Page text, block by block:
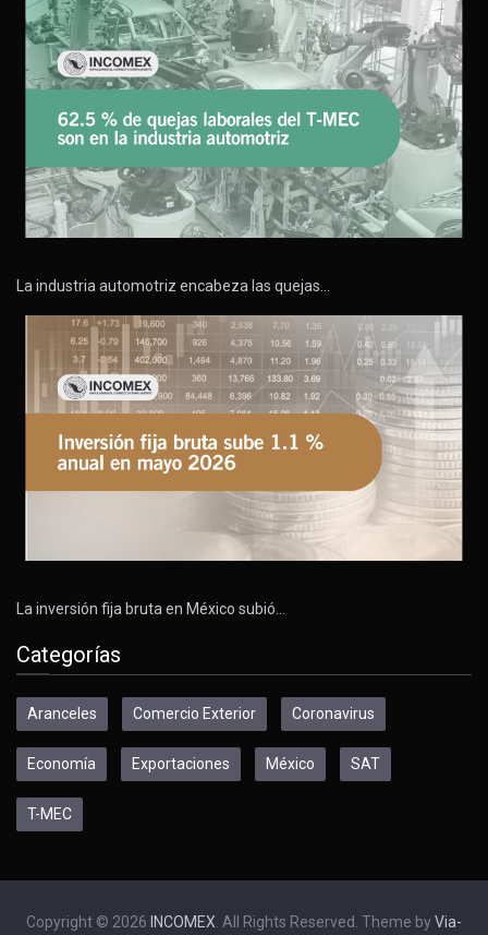
La industria automotriz encabeza las quejas…
La inversión fija bruta en México subió…
Categorías
Aranceles Comercio Exterior Coronavirus
Economía Exportaciones México SAT
T-MEC
Copyright © 2026 INCOMEX. All Rights Reserved. Theme by Via-